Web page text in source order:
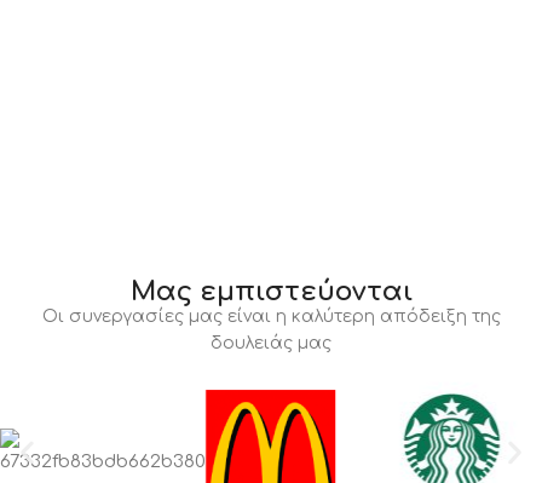
Μας εμπιστεύονται
Οι συνεργασίες μας είναι η καλύτερη απόδειξη της
δουλειάς μας